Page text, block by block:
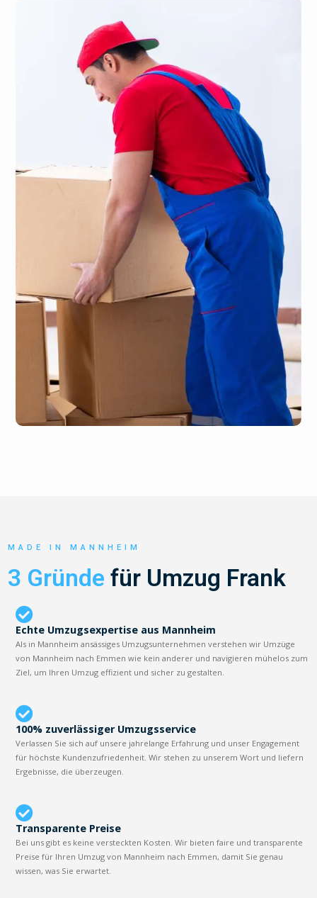
MADE IN MANNHEIM
3 Gründe für Umzug Frank
Echte Umzugsexpertise aus Mannheim
Als in Mannheim ansässiges Umzugsunternehmen verstehen wir Umzüge
von Mannheim nach Emmen wie kein anderer und navigieren mühelos zum
Ziel, um Ihren Umzug effizient und sicher zu gestalten.
100% zuverlässiger Umzugsservice
Verlassen Sie sich auf unsere jahrelange Erfahrung und unser Engagement
für höchste Kundenzufriedenheit. Wir stehen zu unserem Wort und liefern
Ergebnisse, die überzeugen.
Transparente Preise
Bei uns gibt es keine versteckten Kosten. Wir bieten faire und transparente
Preise für Ihren Umzug von Mannheim nach Emmen, damit Sie genau
wissen, was Sie erwartet.